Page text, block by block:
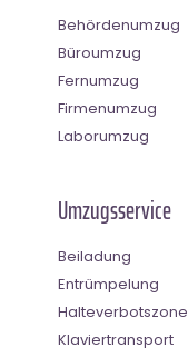
Behördenumzug
Büroumzug
Fernumzug
Firmenumzug
Laborumzug
Umzugsservice
Beiladung
Entrümpelung
Halteverbotszone
Klaviertransport